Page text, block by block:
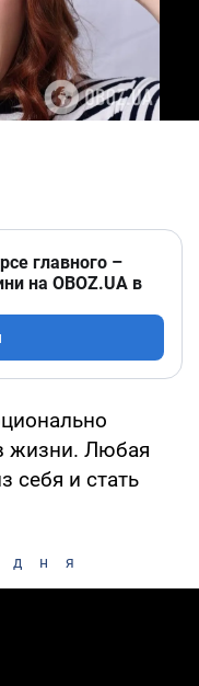
главного –
на OBOZ.UA в
жизни. Любая
себя и стать
дня